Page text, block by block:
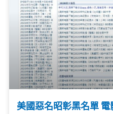
美國惡名昭彰黑名單